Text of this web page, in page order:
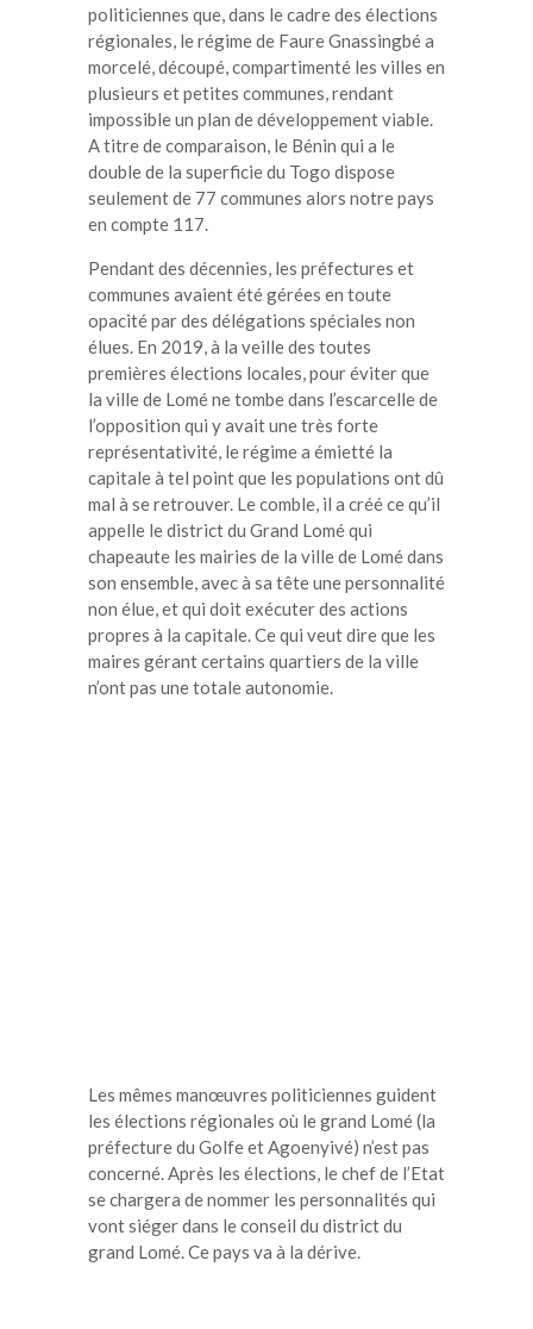
politiciennes que, dans le cadre des élections
régionales, le régime de Faure Gnassingbé a
morcelé, découpé, compartimenté les villes en
plusieurs et petites communes, rendant
impossible un plan de développement viable.
A titre de comparaison, le Bénin qui a le
double de la superficie du Togo dispose
seulement de 77 communes alors notre pays
en compte 117.
Pendant des décennies, les préfectures et
communes avaient été gérées en toute
opacité par des délégations spéciales non
élues. En 2019, à la veille des toutes
premières élections locales, pour éviter que
la ville de Lomé ne tombe dans l’escarcelle de
l’opposition qui y avait une très forte
représentativité, le régime a émietté la
capitale à tel point que les populations ont dû
mal à se retrouver. Le comble, il a créé ce qu’il
appelle le district du Grand Lomé qui
chapeaute les mairies de la ville de Lomé dans
son ensemble, avec à sa tête une personnalité
non élue, et qui doit exécuter des actions
propres à la capitale. Ce qui veut dire que les
maires gérant certains quartiers de la ville
n’ont pas une totale autonomie.
Les mêmes manœuvres politiciennes guident
les élections régionales où le grand Lomé (la
préfecture du Golfe et Agoenyivé) n’est pas
concerné. Après les élections, le chef de l’Etat
se chargera de nommer les personnalités qui
vont siéger dans le conseil du district du
grand Lomé. Ce pays va à la dérive.